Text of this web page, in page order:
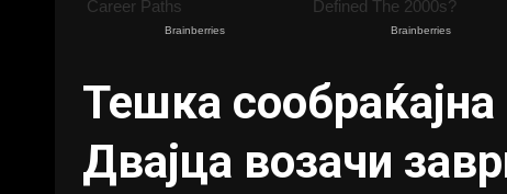
Тешка сообраќајна
Двајца возачи